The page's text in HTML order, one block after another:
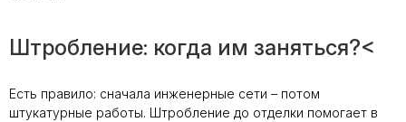
Штробление: когда им заняться?<
Есть правило: сначала инженерные сети – потом
штукатурные работы. Штробление до отделки помогает в